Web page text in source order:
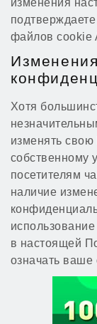
изменения
файлов cookie
Хотя
изменять
собственному
посетителям
наличие
в настоящей
означать ваше